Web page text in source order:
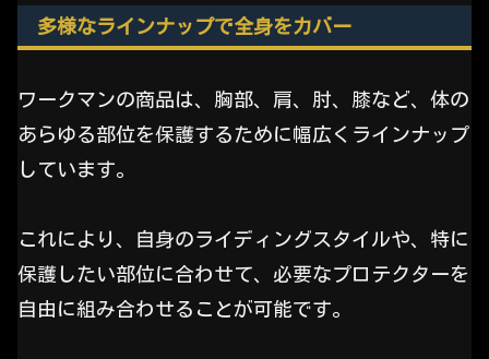
多様なラインナップで全身をカバー
ワークマンの商品は、胸部、肩、肘、膝など、体の
あらゆる部位を保護するために幅広くラインナップ
しています。
これにより、自身のライディングスタイルや、特に
保護したい部位に合わせて、必要なプロテクターを
自由に組み合わせることが可能です。